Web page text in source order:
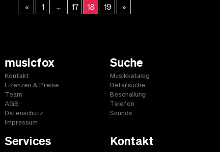
« 1 ... 17 18 19 »
musicfox
Kontakt
Lizenzen & Preise
Team
AGB
Datenschutz
Impressum
Suche
Musikkatalog
Detailsuche
Beschallung
Telefon
Sounds
Services Kontakt